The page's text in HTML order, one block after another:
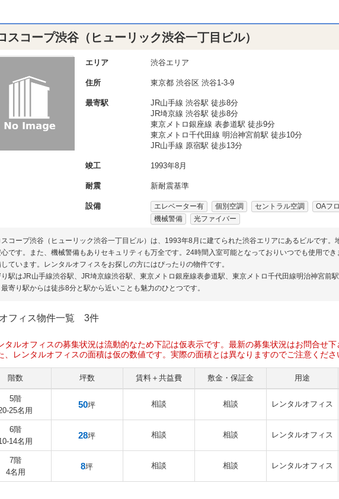
スコープ渋谷（ヒューリック渋谷一丁目ビル）
エリア 渋谷エリア
住所 東京都 渋谷区渋谷1-3-9
最寄駅
JR山手線 渋谷駅 徒歩8分
JR埼京線 渋谷駅 徒歩8分
東京メトロ銀座線 表参道駅 徒歩9分
東京メトロ千代田線 明治神宮前駅 徒歩10分
JR山手線 原宿駅 徒歩13分
竣工 1993年8月
耐震 新耐震基準
設備 エレベーター有 個別空調 セントラル空調 OAフ
機械警備
光ファイバー
スコープ渋谷（ヒューリック渋谷一丁目ビル）は、1993年8月に建てられた渋谷エリアにあるビルです
心です。また、機械警備もありセキュリティも万全です。24時間入室可能となっておりいつでも使用で
ています。レンタルオフィスをお探しの方にはぴったりの物件です。
駅はJR山手線渋谷駅、JR埼京線渋谷駅、東京メトロ銀座線表参道駅、東京メトロ千代田線明治神宮前
寄り駅からは徒歩8分と駅から近いことも魅力のひとつです。
フィス物件一覧 3件
タルオフィスの募集状況は流動的なため下記は仮表示です。最新の募集状況はお問合せ下
、レンタルオフィスの面積は仮の数値です。実際の面積とは異なりますのでご注意くださ
階数 坪数 賃料＋共益費 敷金・保証金 用途
5階
25名用
50坪 相談 相談 レンタルオフィス
6階
14名用
28坪 相談 相談 レンタルオフィス
7階
4名用
8坪 相談 相談 レンタルオフィス